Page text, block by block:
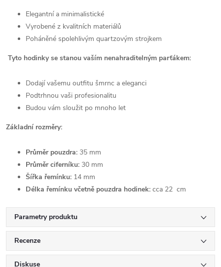
Elegantní a minimalistické
Vyrobené z kvalitních materiálů
Poháněné spolehlivým quartzovým strojkem
Tyto hodinky se stanou vaším nenahraditelným parťákem:
Dodají vašemu outfitu šmrnc a eleganci
Podtrhnou vaši profesionalitu
Budou vám sloužit po mnoho let
Základní rozměry:
Průměr pouzdra: 35 mm
Průměr ciferníku: 30 mm
Šířka řemínku: 14 mm
Délka řemínku včetně pouzdra hodinek: cca 22 cm
Parametry produktu
Recenze
Diskuse